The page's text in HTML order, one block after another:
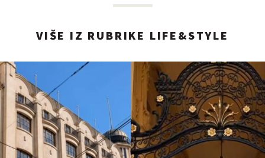
VIŠE IZ RUBRIKE LIFE&STYLE